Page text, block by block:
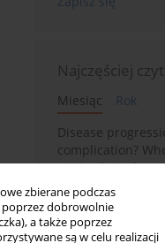
zbierane podczas
poprzez dobrowolnie
a także poprzez
są w celu realizacji
Najczęściej
Miesiąc
Rok
Disease
complication?
misleads in the
syndrome: A
Personality traits
in university